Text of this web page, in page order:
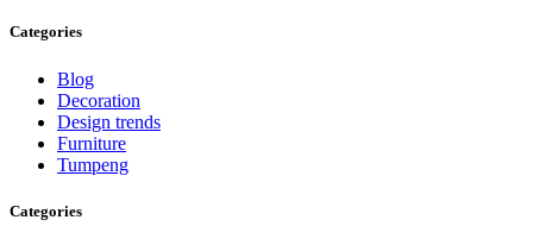
Categories
Blog
Decoration
Design trends
Furniture
Tumpeng
Categories